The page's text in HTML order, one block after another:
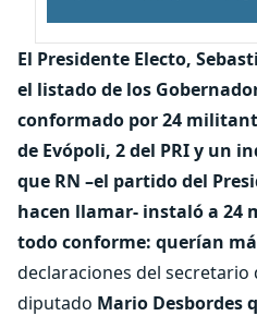
El Presidente Electo,
el listado de los
conformado por 24
de Evópoli, 2 del PRI y un
que RN –el partido del
hacen llamar- instaló a 24
todo conforme: querían
declaraciones del secretario
diputado Mario Desbordes